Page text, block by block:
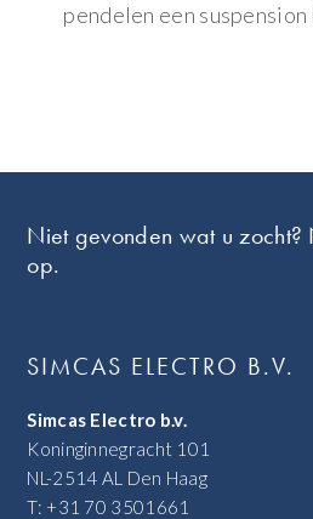
pendelen een suspension
Niet gevonden wat u zocht?
op.
SIMCAS ELECTRO B.V.
Simcas Electro b.v.
Koninginnegracht 101
NL-2514 AL Den Haag
T: +31 70 3501661